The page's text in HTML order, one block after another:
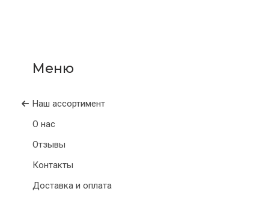
Наш ассортимент
О нас
Отзывы
Контакты
Доставка и оплата